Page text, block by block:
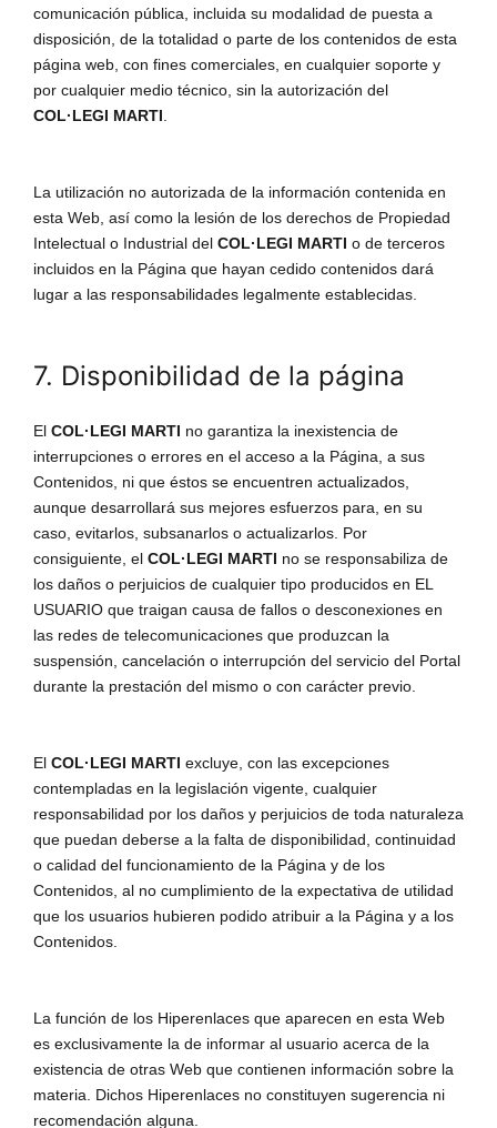
comunicación pública, incluida su modalidad de puesta a
disposición, de la totalidad o parte de los contenidos de esta
página web, con fines comerciales, en cualquier soporte y
por cualquier medio técnico, sin la autorización del
COL·LEGI MARTI
La utilización no autorizada de la información contenida en
esta Web, así como la lesión de los derechos de Propiedad
Intelectual o Industrial del COL·LEGI MARTI o de terceros
incluidos en la Página que hayan cedido contenidos dará
lugar a las responsabilidades legalmente establecidas.
7. Disponibilidad de la página
El COL·LEGI MARTI no garantiza la inexistencia de
interrupciones o errores en el acceso a la Página, a sus
Contenidos, ni que éstos se encuentren actualizados,
aunque desarrollará sus mejores esfuerzos para, en su
caso, evitarlos, subsanarlos o actualizarlos. Por
consiguiente, el COL·LEGI MARTI no se responsabiliza de
los daños o perjuicios de cualquier tipo producidos en EL
USUARIO que traigan causa de fallos o desconexiones en
las redes de telecomunicaciones que produzcan la
suspensión, cancelación o interrupción del servicio del Portal
durante la prestación del mismo o con carácter previo.
El COL·LEGI MARTI excluye, con las excepciones
contempladas en la legislación vigente, cualquier
responsabilidad por los daños y perjuicios de toda naturaleza
que puedan deberse a la falta de disponibilidad, continuidad
o calidad del funcionamiento de la Página y de los
Contenidos, al no cumplimiento de la expectativa de utilidad
que los usuarios hubieren podido atribuir a la Página y a los
Contenidos.
La función de los Hiperenlaces que aparecen en esta Web
es exclusivamente la de informar al usuario acerca de la
existencia de otras Web que contienen información sobre la
materia. Dichos Hiperenlaces no constituyen sugerencia ni
recomendación alguna.